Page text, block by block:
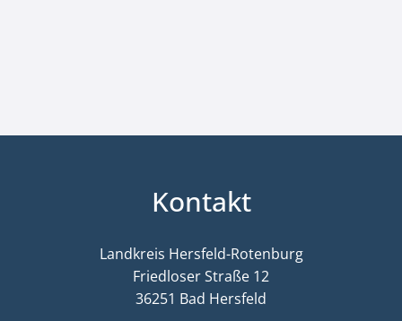
Kontakt
Landkreis Hersfeld-Rotenburg
Friedloser Straße 12
36251 Bad Hersfeld